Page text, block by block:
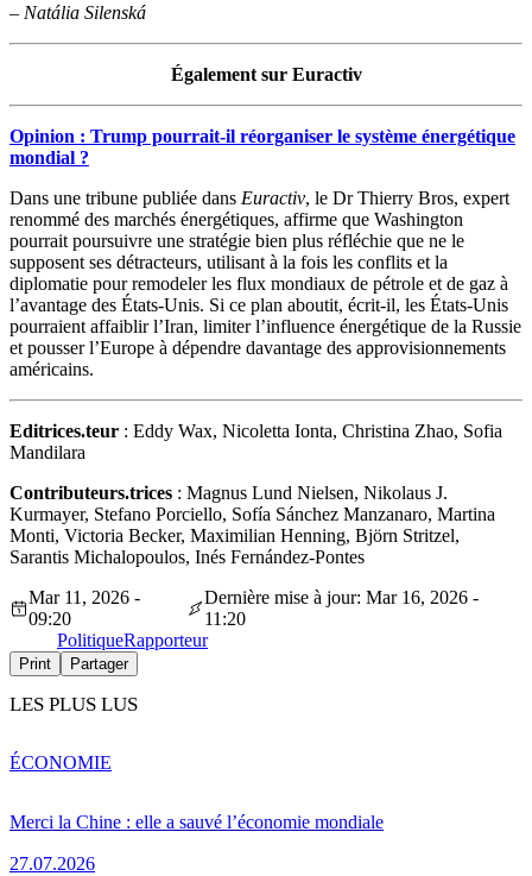
– Natália Silenská
Également sur Euractiv
Opinion : Trump pourrait-il réorganiser le système énergétique
mondial ?
Dans une tribune publiée dans Euractiv, le Dr Thierry Bros, expert
renommé des marchés énergétiques, affirme que Washington
pourrait poursuivre une stratégie bien plus réfléchie que ne le
supposent ses détracteurs, utilisant à la fois les conflits et la
diplomatie pour remodeler les flux mondiaux de pétrole et de gaz à
l’avantage des États-Unis. Si ce plan aboutit, écrit-il, les États-Unis
pourraient affaiblir l’Iran, limiter l’influence énergétique de la Russie
et pousser l’Europe à dépendre davantage des approvisionnements
américains.
Editrices.teur : Eddy Wax, Nicoletta Ionta, Christina Zhao, Sofia
Mandilara
Contributeurs.trices : Magnus Lund Nielsen, Nikolaus J.
Kurmayer, Stefano Porciello, Sofía Sánchez Manzanaro, Martina
Monti, Victoria Becker, Maximilian Henning, Björn Stritzel,
Sarantis Michalopoulos, Inés Fernández-Pontes
Mar 11, 2026 -
09:20
Dernière mise à jour: Mar 16, 2026 -
11:20
PolitiqueRapporteur
Print Partager
LES PLUS LUS
Merci la Chine : elle a sauvé l’économie mondiale
27.07.2026
ÉCONOMIE